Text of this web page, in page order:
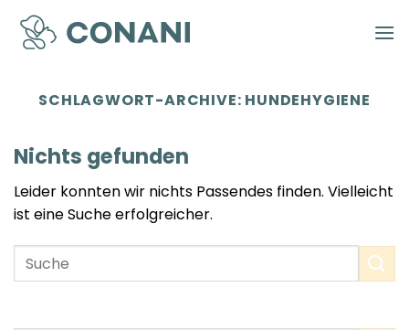
Zum
Inhalt
springen
SCHLAGWORT-ARCHIVE: HUNDEHYGIENE
Nichts gefunden
Leider konnten wir nichts Passendes finden. Vielleicht
ist eine Suche erfolgreicher.